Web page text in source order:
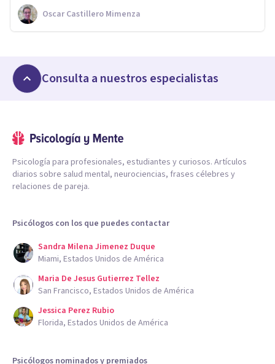
Oscar Castillero Mimenza
Consulta a nuestros especialistas
Psicología para profesionales, estudiantes y curiosos. Artículos
diarios sobre salud mental, neurociencias, frases célebres y
relaciones de pareja.
Psicólogos con los que puedes contactar
Sandra Milena Jimenez Duque
Miami, Estados Unidos de América
Maria De Jesus Gutierrez Tellez
San Francisco, Estados Unidos de América
Jessica Perez Rubio
Florida, Estados Unidos de América
Psicólogos nominados y premiados